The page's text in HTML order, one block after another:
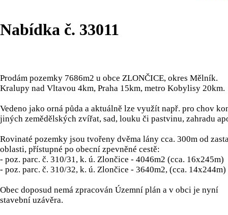
Nabídka č. 33011
Prodám pozemky 7686m2 u obce ZLONČICE, okres Mělník.
Kralupy nad Vltavou 4km, Praha 15km, metro Kobylisy 20km.
Vedeno jako orná půda a aktuálně lze využít např. pro chov
jiných zemědělských zvířat, sad, louku či pastvinu, zahradu
Rovinaté pozemky jsou tvořeny dvěma lány cca. 300m od
oblasti, přístupné po obecní zpevněné cestě:
- poz. parc. č. 310/31, k. ú. Zlončice - 4046m2 (cca. 16x245m)
- poz. parc. č. 310/32, k. ú. Zlončice - 3640m2, (cca. 14x244m)
Obec doposud nemá zpracován Územní plán a v obci je nyní
stavební uzávěra.